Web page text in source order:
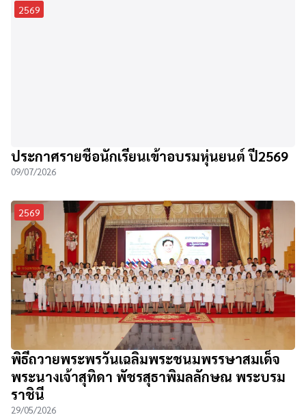
2569
ประกาศรายชื่อนักเรียนเข้าอบรมหุ่นยนต์ ปี2569
09/07/2026
2569
พิธีถวายพระพรวันเฉลิมพระชนมพรรษาสมเด็จ
พระนางเจ้าสุทิดา พัชรสุธาพิมลลักษณ พระบรม
ราชินี
29/05/2026